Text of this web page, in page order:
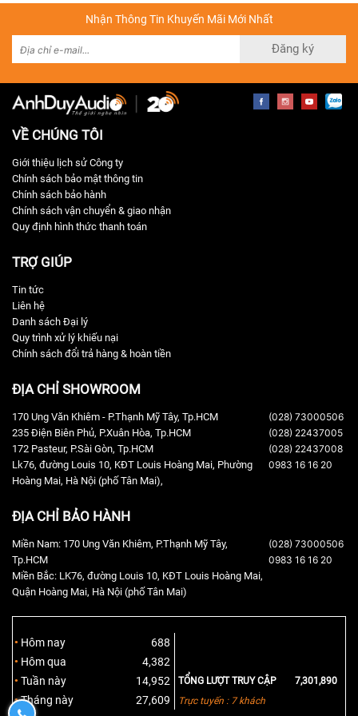
Nhận Thông Tin Khuyến Mãi Mới Nhất
Đăng ký
VỀ CHÚNG TÔI
Giới thiệu lịch sử Công ty
Chính sách bảo mật thông tin
Chính sách bảo hành
Chính sách vận chuyển & giao nhận
Quy định hình thức thanh toán
TRỢ GIÚP
Tin tức
Liên hệ
Danh sách Đại lý
Quy trình xử lý khiếu nại
Chính sách đổi trả hàng & hoàn tiền
ĐỊA CHỈ SHOWROOM
170 Ung Văn Khiêm - P.Thạnh Mỹ Tây, Tp.HCM
235 Điện Biên Phủ, P.Xuân Hòa, Tp.HCM
172 Pasteur, P.Sài Gòn, Tp.HCM
Lk76, đường Louis 10, KĐT Louis Hoàng Mai, Phường
Hoàng Mai, Hà Nội (phố Tân Mai),
(028) 73000506
(028) 22437005
(028) 22437008
0983 16 16 20
ĐỊA CHỈ BẢO HÀNH
Miền Nam: 170 Ung Văn Khiêm, P.Thạnh Mỹ Tây,
Tp.HCM
Miền Bắc: LK76, đường Louis 10, KĐT Louis Hoàng Mai,
Quận Hoàng Mai, Hà Nội (phố Tân Mai)
(028) 73000506
0983 16 16 20
Hôm nay
688
Hôm qua
4,382
Tuần này
14,952
Tháng này
27,609
TỔNG LƯỢT TRUY CẬP
7,301,890
Trực tuyến : 7 khách
0932190170